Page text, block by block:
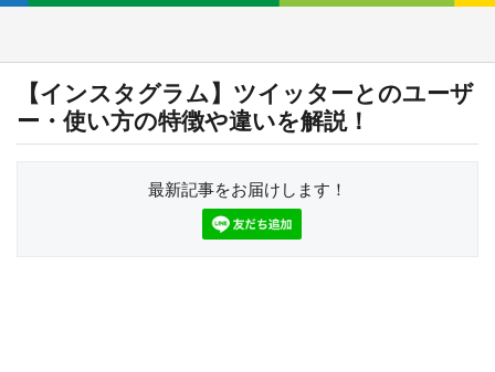
【インスタグラム】ツイッターとのユーザ
ー・使い方の特徴や違いを解説！
最新記事をお届けします！